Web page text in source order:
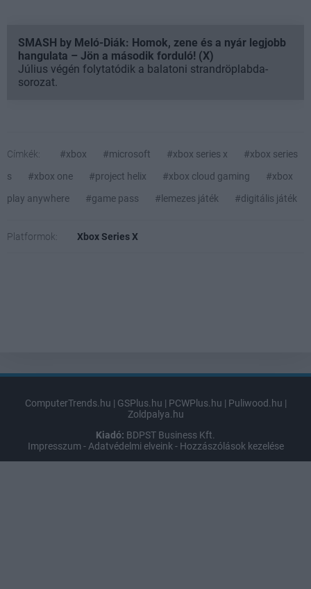
SMASH by Meló-Diák: Homok, zene és a nyár legjobb
hangulata – Jön a második forduló! (X)
Július végén folytatódik a balatoni strandröplabda-
sorozat.
Címkék: #xbox #microsoft #xbox series x
#xbox series
s
#xbox one #project helix #xbox cloud gaming
#xbox
play anywhere
#game pass #lemezes játék #digitális játék
Platformok: Xbox Series X
ComputerTrends.hu | GSPlus.hu | PCWPlus.hu | Puliwood.hu |
Zoldpalya.hu
Kiadó: BDPST Business Kft.
Impresszum - Adatvédelmi elveink - Hozzászólások kezelése